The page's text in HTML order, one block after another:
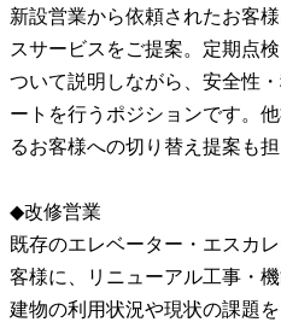
新設営業から依頼されたお客
スサービスをご提案。定期点
ついて説明しながら、安全性
ートを行うポジションです。
るお客様への切り替え提案も担
◆改修営業
既存のエレベーター・エスカ
客様に、リニューアル工事・
建物の利用状況や現状の課題